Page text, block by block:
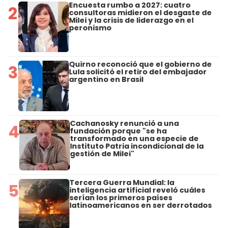
2 Encuesta rumbo a 2027: cuatro
consultoras midieron el desgaste de
Milei y la crisis de liderazgo en el
peronismo
3 Quirno reconoció que el gobierno de
Lula solicitó el retiro del embajador
argentino en Brasil
4 Cachanosky renunció a una
fundación porque "se ha
transformado en una especie de
Instituto Patria incondicional de la
gestión de Milei"
5 Tercera Guerra Mundial: la
inteligencia artificial reveló cuáles
serían los primeros países
latinoamericanos en ser derrotados